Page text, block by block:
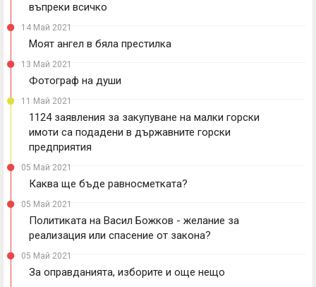
въпреки всичко
14 Май 2021
Моят ангел в бяла престилка
13 Май 2021
Фотограф на души
11 Май 2021
1124 заявления за закупуване на малки горски
имоти са подадени в държавните горски
предприятия
05 Май 2021
Каква ще бъде равносметката?
05 Май 2021
Политиката на Васил Божков - желание за
реализация или спасение от закона?
05 Май 2021
За оправданията, изборите и още нещо